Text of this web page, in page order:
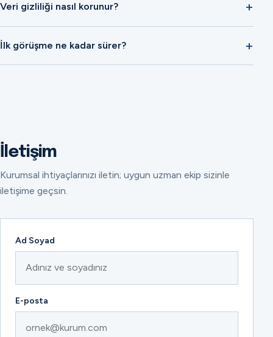
Veri gizliliği nasıl korunur?
İlk görüşme ne kadar sürer?
İletişim
Kurumsal ihtiyaçlarınızı iletin; uygun uzman ekip sizinle
iletişime geçsin.
Ad Soyad
E-posta